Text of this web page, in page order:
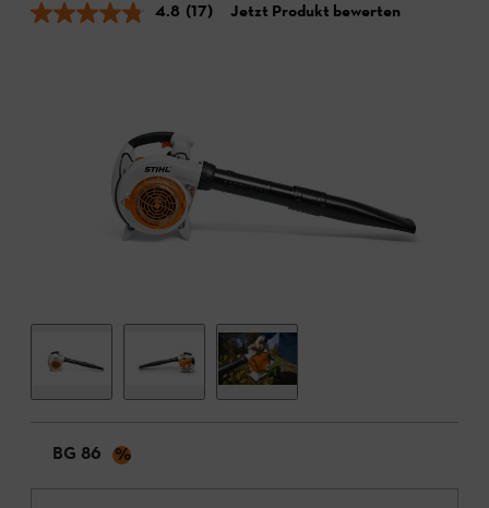
4.8 (17) Jetzt Produkt bewerten
BG 86 %